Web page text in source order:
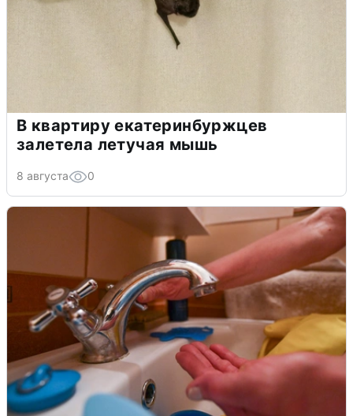
В квартиру екатеринбуржцев
залетела летучая мышь
8 августа 0